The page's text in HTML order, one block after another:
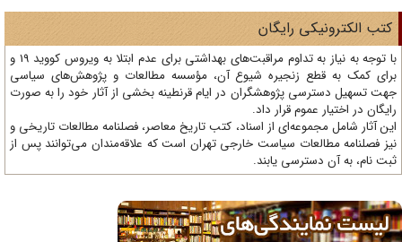
الکترونیکی رایگان
با توجه به نیاز به تداوم مراقبت‌های بهداشتی برای عدم ابتلا به ویروس کووید 19 و
کمک به قطع زنجیره شیوع آن، مؤسسه مطالعات و پژوهش‌های سیاسی
تسهیل دسترسی پژوهشگران در ایام قرنطینه بخشی از آثار خود را به صورت
در اختیار عموم قرار داد.
آثار شامل مجموعه‌ای از اسناد، کتب تاریخ معاصر، فصلنامه‌ مطالعات تاریخی و
فصلنامه مطالعات سیاست خارجی تهران است که علاقه‌مندان می‌توانند پس از
نام، به آن دسترسی یابند.